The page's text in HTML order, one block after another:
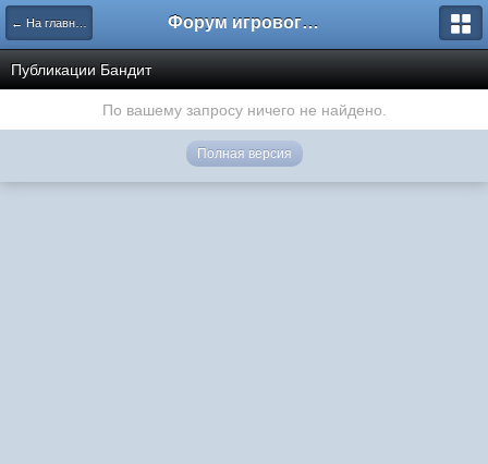
← На главную Форум игрового проекта Riverrise
Публикации Бандит
По вашему запросу ничего не найдено.
Полная версия